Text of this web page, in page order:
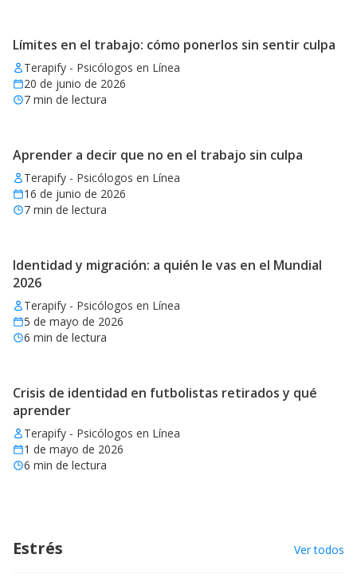
Límites en el trabajo: cómo ponerlos sin sentir culpa
Terapify - Psicólogos en Línea
20 de junio de 2026
7 min de lectura
Aprender a decir que no en el trabajo sin culpa
Terapify - Psicólogos en Línea
16 de junio de 2026
7 min de lectura
Identidad y migración: a quién le vas en el Mundial
2026
Terapify - Psicólogos en Línea
5 de mayo de 2026
6 min de lectura
Crisis de identidad en futbolistas retirados y qué
aprender
Terapify - Psicólogos en Línea
1 de mayo de 2026
6 min de lectura
Estrés Ver todos